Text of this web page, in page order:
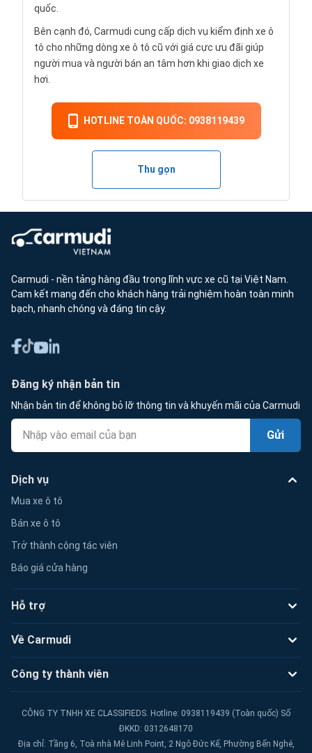
quốc.
Bên cạnh đó, Carmudi cung cấp dịch vụ kiểm định xe ô
tô cho những dòng xe ô tô cũ với giá cực ưu đãi giúp
người mua và người bán an tâm hơn khi giao dịch xe
hơi.
HOTLINE TOÀN QUỐC: 0938119439
Thu gọn
Carmudi - nền tảng hàng đầu trong lĩnh vực xe cũ tại Việt Nam.
Cam kết mang đến cho khách hàng trải nghiệm hoàn toàn minh
bạch, nhanh chóng và đáng tin cậy.
Đăng ký nhận bản tin
Nhận bản tin để không bỏ lỡ thông tin và khuyến mãi của Carmudi
Gửi
Dịch vụ
Mua xe ô tô
Bán xe ô tô
Trở thành cộng tác viên
Báo giá cửa hàng
Hỗ trợ
Về Carmudi
Công ty thành viên
CÔNG TY TNHH XE CLASSIFIEDS. Hotline: 0938119439 (Toàn quốc) Số
ĐKKD: 0312648170
Địa chỉ: Tầng 6, Toà nhà Mê Linh Point, 2 Ngô Đức Kế, Phường Bến Nghé,